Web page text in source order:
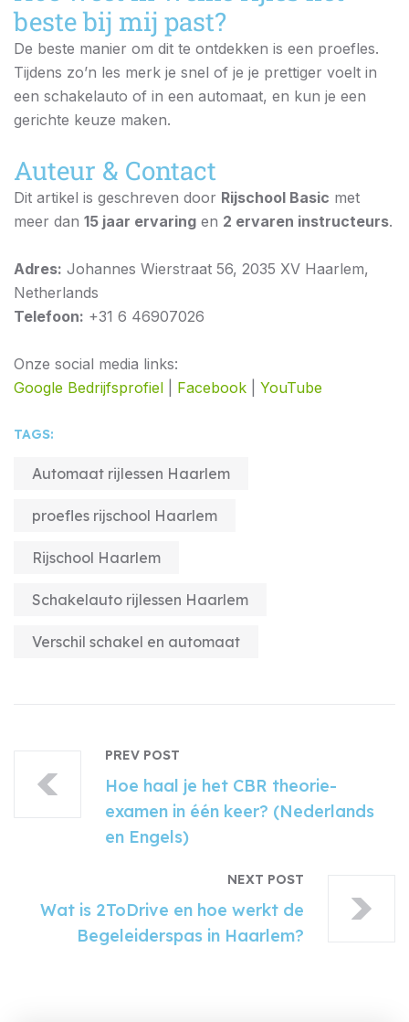
beste bij mij past?
De beste manier om dit te ontdekken is een proefles.
Tijdens zo’n les merk je snel of je je prettiger voelt in
een schakelauto of in een automaat, en kun je een
gerichte keuze maken.
Auteur & Contact
Dit artikel is geschreven door Rijschool Basic met
meer dan 15 jaar ervaring en 2 ervaren instructeurs.
Adres: Johannes Wierstraat 56, 2035 XV Haarlem,
Netherlands
Telefoon: +31 6 46907026
Onze social media links:
Google Bedrijfsprofiel
Facebook YouTube
TAGS:
Automaat rijlessen Haarlem
proefles rijschool Haarlem
Rijschool Haarlem
Schakelauto rijlessen Haarlem
Verschil schakel en automaat
PREV POST
Hoe haal je het CBR theorie-
examen in één keer? (Nederlands
en Engels)
NEXT POST
Wat is 2ToDrive en hoe werkt de
Begeleiderspas in Haarlem?